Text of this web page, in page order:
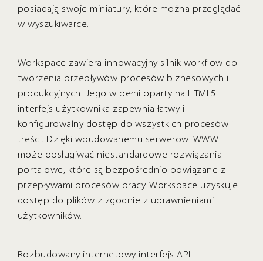
posiadają swoje miniatury, które można przeglądać
w wyszukiwarce.
Workspace zawiera innowacyjny silnik workflow do
tworzenia przepływów procesów biznesowych i
produkcyjnych. Jego w pełni oparty na HTML5
interfejs użytkownika zapewnia łatwy i
konfigurowalny dostęp do wszystkich procesów i
treści. Dzięki wbudowanemu serwerowi WWW
może obsługiwać niestandardowe rozwiązania
portalowe, które są bezpośrednio powiązane z
przepływami procesów pracy. Workspace uzyskuje
dostęp do plików z zgodnie z uprawnieniami
użytkowników.
Rozbudowany internetowy interfejs API